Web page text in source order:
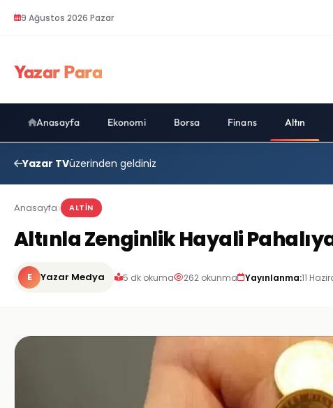
9 Ağustos 2026 Pazar
Yazar Para
Anasayfa Ekonomi Borsa Finans Altın
Yazar TVüzerinden geldiniz
Anasayfa ALTIN
Altınla Zenginlik Hayali
E Yazar Medya 5 dk okuma 262 okunma Yayınlanma:11